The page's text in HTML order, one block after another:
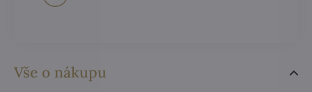
Vše o nákupu